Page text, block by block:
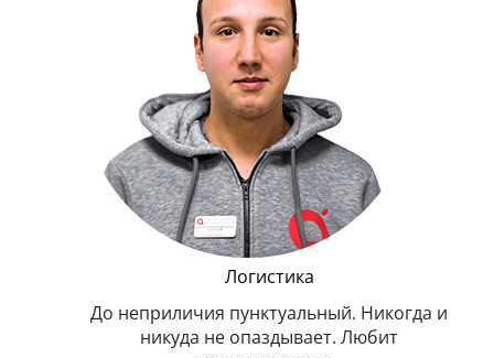
Логистика
До неприличия пунктуальный. Никогда и
никуда не опаздывает. Любит